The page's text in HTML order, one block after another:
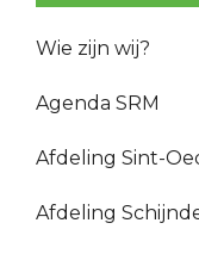
Wie zijn wij?
Bestuur en
Beleid
Geschiedenis
Agenda SRM
Afdeling Sint-
Afdeling